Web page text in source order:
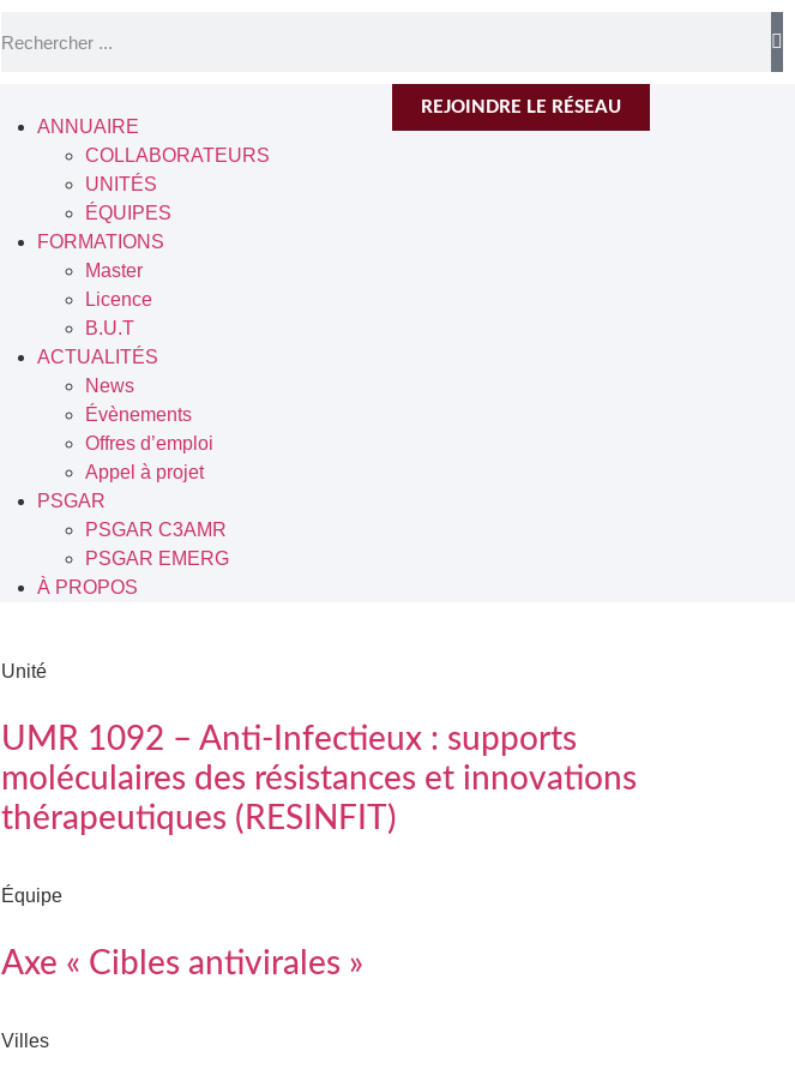
ANNUAIRE
COLLABORATEURS
UNITÉS
ÉQUIPES
FORMATIONS
Master
Licence
B.U.T
ACTUALITÉS
News
Évènements
Offres d’emploi
Appel à projet
PSGAR
PSGAR C3AMR
PSGAR EMERG
À PROPOS
REJOINDRE LE RÉSEAU
Unité
UMR 1092 – Anti-Infectieux : supports
moléculaires des résistances et innovations
thérapeutiques (RESINFIT)
Équipe
Axe « Cibles antivirales »
Villes